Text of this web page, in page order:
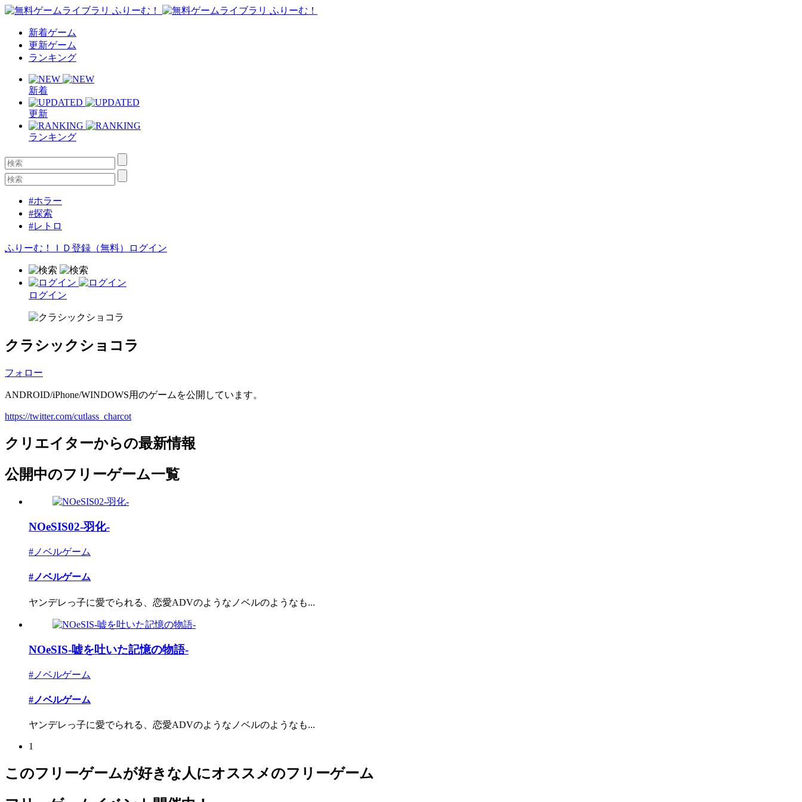
新着ゲーム
更新ゲーム
ランキング
新着
更新
ランキング
#ホラー
#探索
#レトロ
ふりーむ！ＩＤ登録（無料） ログイン
ログイン
クラシックショコラ
フォロー
ANDROID/iPhone/WINDOWS用のゲームを公開しています。
https://twitter.com/cutlass_charcot
クリエイターからの最新情報
公開中のフリーゲーム一覧
NOeSIS02-羽化-
#ノベルゲーム
#ノベルゲーム
ヤンデレっ子に愛でられる、恋愛ADVのようなノベルのようなも...
NOeSIS-嘘を吐いた記憶の物語-
#ノベルゲーム
#ノベルゲーム
ヤンデレっ子に愛でられる、恋愛ADVのようなノベルのようなも...
1
このフリーゲームが好きな人にオススメのフリーゲーム